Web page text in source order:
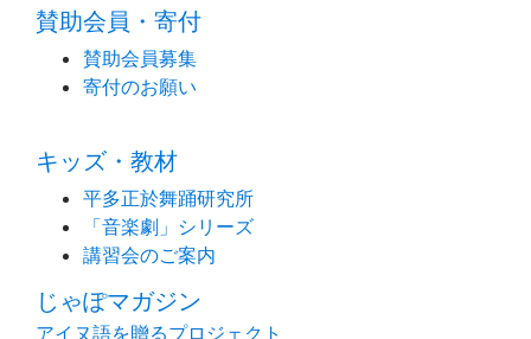
賛助会員・寄付
賛助会員募集
寄付のお願い
キッズ・教材
平多正於舞踊研究所
「音楽劇」シリーズ
講習会のご案内
じゃぽマガジン
アイヌ語を贈るプロジェクト